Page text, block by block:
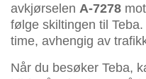
avkjørselen A-7278
følge skiltingen til
time, avhengig av
Når du besøker Teba,